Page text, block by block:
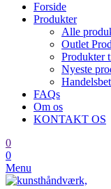
Forside
Produkter
Alle
Outlet
Produkter
Nyeste
FAQs
Om os
KONTAKT OS
0
0
Menu